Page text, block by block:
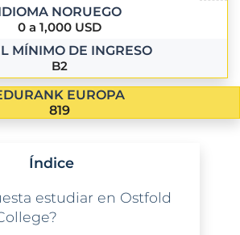
NORUEGO
0 a 1,000 USD
MÍNIMO DE INGRESO
B2
EUROPA
819
Índice
estudiar en Ostfold